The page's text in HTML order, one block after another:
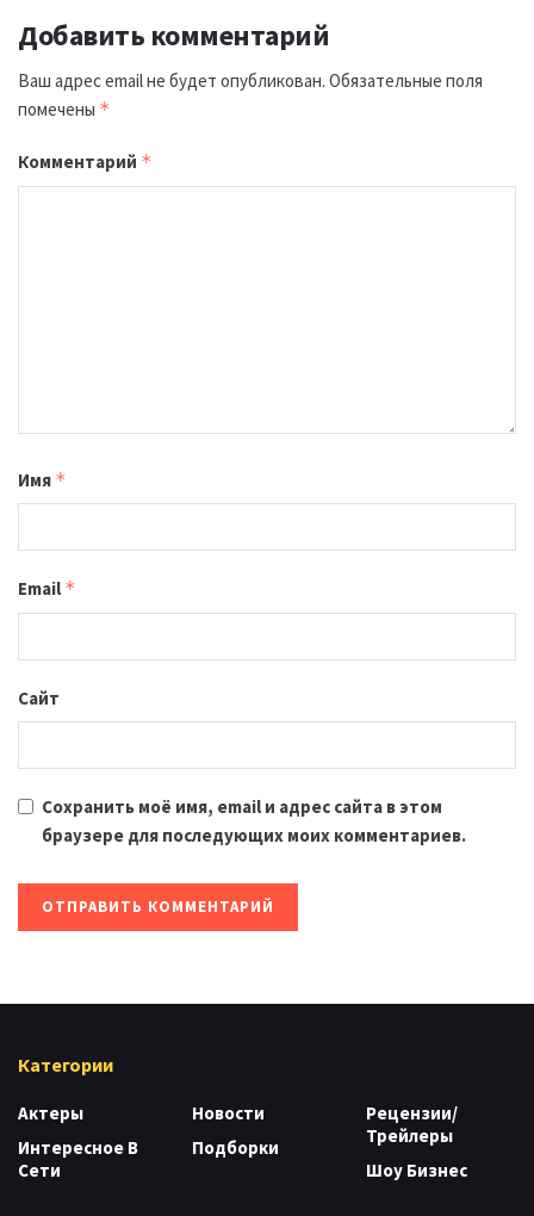
Добавить комментарий
Ваш адрес email не будет опубликован. Обязательные поля
помечены *
Комментарий *
Имя *
Email *
Сайт
Сохранить моё имя, email и адрес сайта в этом
браузере для последующих моих комментариев.
Категории
Актеры
Интересное В
Сети
Новости
Подборки
Рецензии/
Трейлеры
Шоу Бизнес